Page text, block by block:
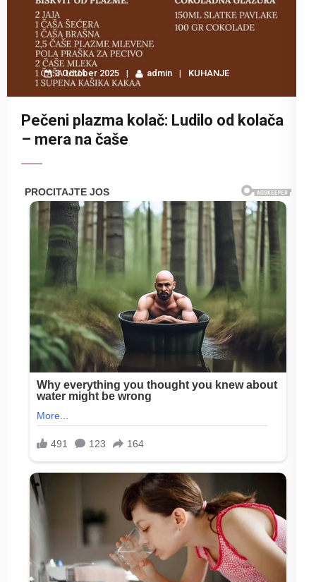
3 October 2025 admin KUHANJE
Pečeni plazma kolač: Ludilo od kolača
– mera na čaše